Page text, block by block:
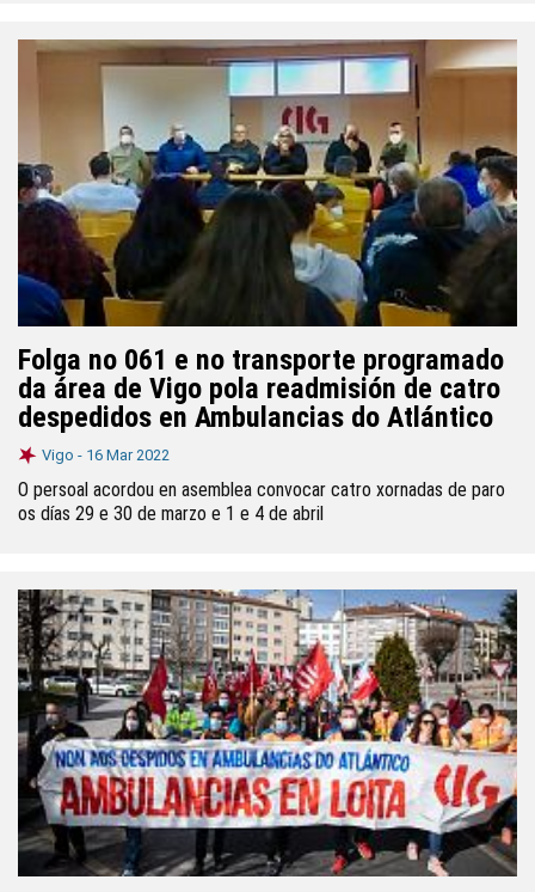
Folga no 061 e no transporte programado
da área de Vigo pola readmisión de catro
despedidos en Ambulancias do Atlántico
Vigo - 16 Mar 2022
O persoal acordou en asemblea convocar catro xornadas de paro
os días 29 e 30 de marzo e 1 e 4 de abril